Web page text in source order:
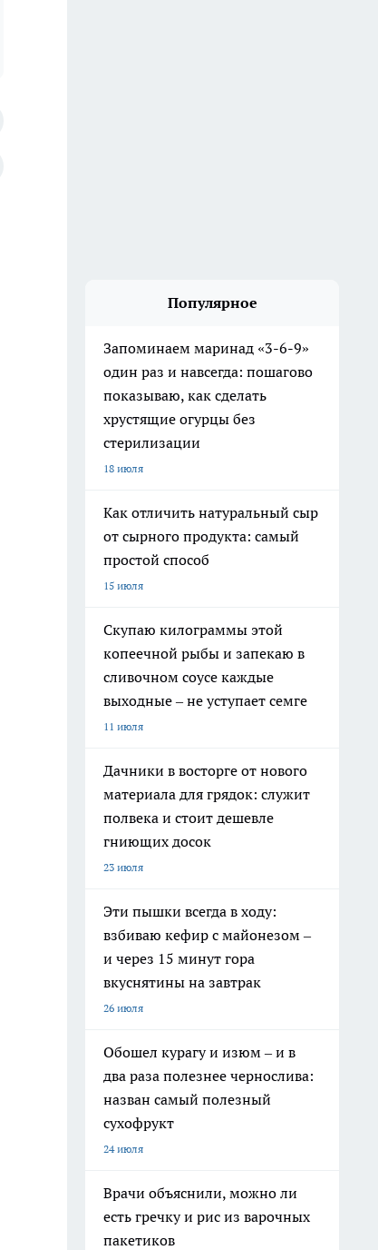
Популярное
Запоминаем маринад «3-6-9»
один раз и навсегда: пошагово
показываю, как сделать
хрустящие огурцы без
стерилизации
18 июля
Как отличить натуральный сыр
от сырного продукта: самый
простой способ
15 июля
Скупаю килограммы этой
копеечной рыбы и запекаю в
сливочном соусе каждые
выходные – не уступает семге
11 июля
Дачники в восторге от нового
материала для грядок: служит
полвека и стоит дешевле
гниющих досок
23 июля
Эти пышки всегда в ходу:
взбиваю кефир с майонезом –
и через 15 минут гора
вкуснятины на завтрак
26 июля
Обошел курагу и изюм – и в
два раза полезнее чернослива:
назван самый полезный
сухофрукт
24 июля
Врачи объяснили, можно ли
есть гречку и рис из варочных
пакетиков